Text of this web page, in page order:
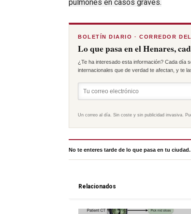
pulmones en casos graves.
BOLETÍN DIARIO · CORREDOR
Lo que pasa en el Henares,
¿Te ha interesado esta información? Cada día
internacionales que de verdad te afectan, y te
Un correo al día. Sin coste y sin publicidad invasiva.
No te enteres tarde de lo que pasa en tu ciudad.
Relacionados